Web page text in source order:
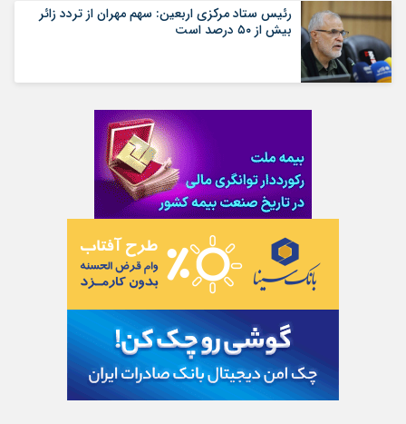
رئیس ستاد مرکزی اربعین: سهم مهران از تردد زائر
بیش از ۵۰ درصد است